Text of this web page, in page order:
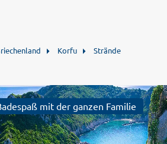
Korfu
Strände
mit der ganzen Familie